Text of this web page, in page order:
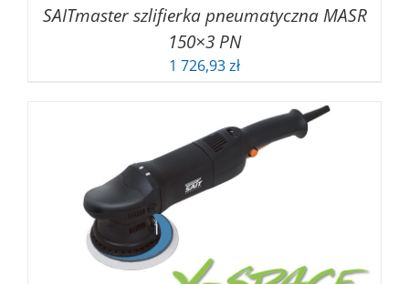
SAITmaster szlifierka pneumatyczna MASR
150×3 PN
1 726,93zł